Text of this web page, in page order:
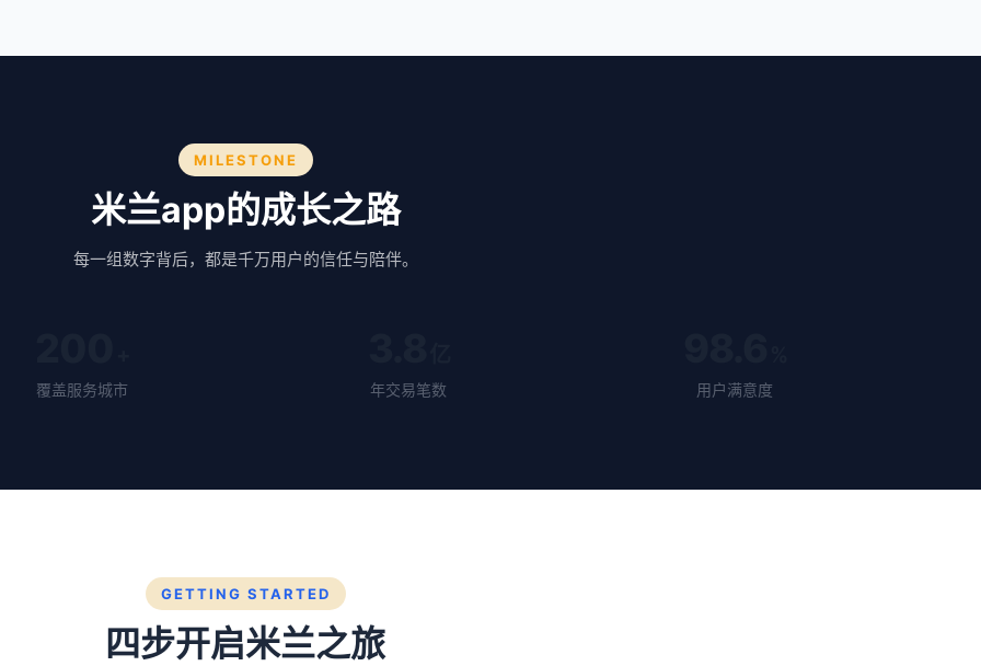
MILESTONE
米兰app的成长之路
每一组数字背后，都是千万用户的信任与陪伴。
覆盖服务城市 年交易笔数 用户满意度
GETTING STARTED
四步开启米兰之旅